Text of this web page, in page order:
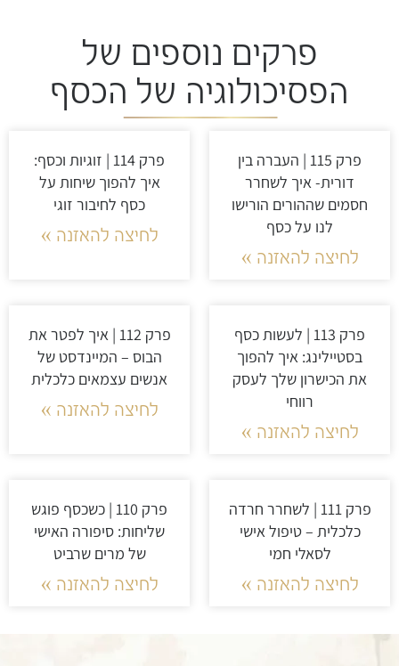
פרקים נוספים של
הפסיכולוגיה של הכסף
פרק 115 | העברה בין
דורית- איך לשחרר
חסמים שההורים הורישו
לנו על כסף
לחיצה להאזנה »
פרק 114 | זוגיות וכסף:
איך להפוך שיחות על
כסף לחיבור זוגי
לחיצה להאזנה »
פרק 113 | לעשות כסף
בסטיילינג: איך להפוך
את הכישרון שלך לעסק
רווחי
לחיצה להאזנה »
פרק 112 | איך לפטר את
הבוס – המיינדסט של
אנשים עצמאים כלכלית
לחיצה להאזנה »
פרק 111 | לשחרר חרדה
כלכלית – טיפול אישי
לסאלי חמי
לחיצה להאזנה »
פרק 110 | כשכסף פוגש
שליחות: סיפורה האישי
של מרים שרביט
לחיצה להאזנה »